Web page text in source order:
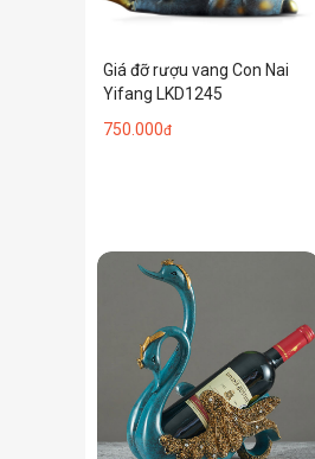
Giá đỡ rượu vang Con Nai
Yifang LKD1245
750.000đ